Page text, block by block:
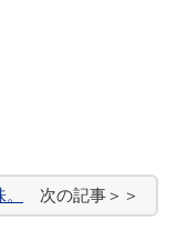
次の記事＞＞